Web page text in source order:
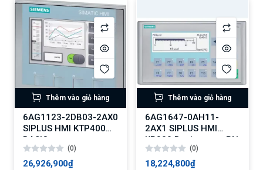
Thêm vào giỏ hàng
6AG1123-2DB03-2AX0
SIPLUS HMI KTP400
BASIC
(0)
26,926,900₫
Thêm vào giỏ hàng
6AG1647-0AH11-
2AX1 SIPLUS HMI
KP300 Basic mono PN
(0)
18,224,800₫